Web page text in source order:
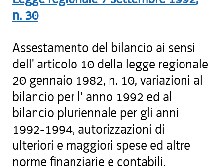
n. 30
Assestamento del bilancio ai sensi
dell' articolo 10 della legge regionale
20 gennaio 1982, n. 10, variazioni al
bilancio per l' anno 1992 ed al
bilancio pluriennale per gli anni
1992-1994, autorizzazioni di
ulteriori e maggiori spese ed altre
norme finanziarie e contabili.